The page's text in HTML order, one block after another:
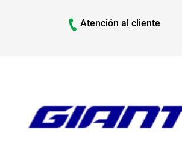
Atención al cliente